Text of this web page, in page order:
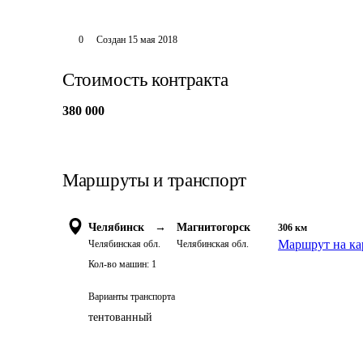
0 Создан 15 мая 2018
Стоимость контракта
380 000
Маршруты и транспорт
Челябинск →
Челябинская обл.
Магнитогорск
Челябинская обл.
306 км
Маршрут на
Кол-во машин: 1
Варианты транспорта
тентованный